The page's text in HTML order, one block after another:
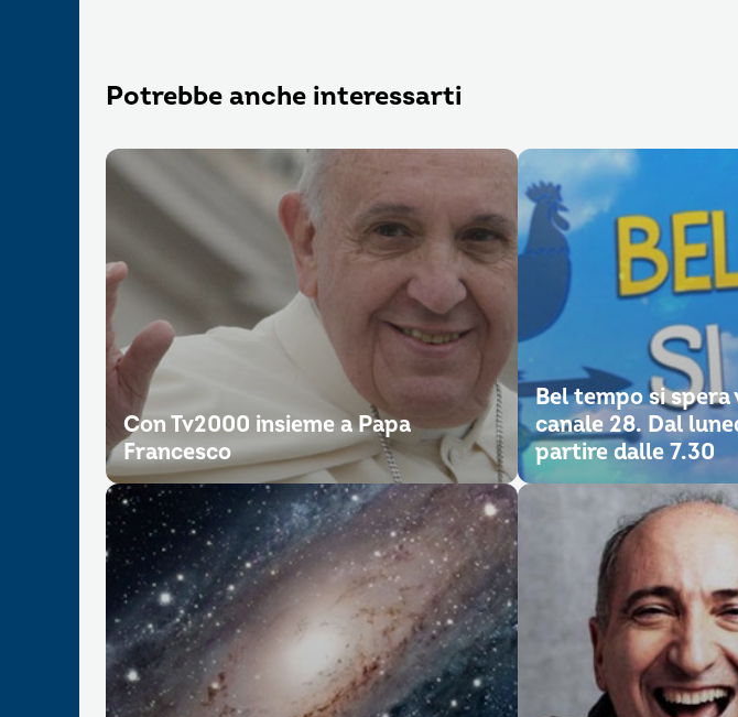
Potrebbe anche interessarti
Con Tv2000 insieme a Papa
Francesco
Bel tempo si
canale 28. Dal
partire dalle 7.30